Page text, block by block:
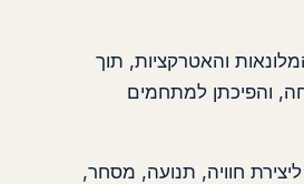
והאטרקציות, תוך
והפיכתן למתחמים
חוויה, תנועה, מסחר,